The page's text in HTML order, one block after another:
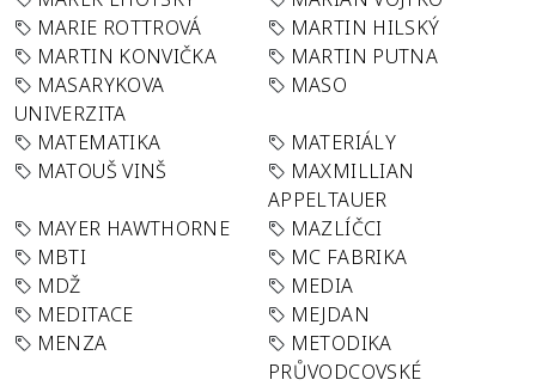
MARIE ROTTROVÁ
MARTIN HILSKÝ
MARTIN KONVIČKA
MARTIN PUTNA
MASARYKOVA
UNIVERZITA
MASO
MATEMATIKA
MATERIÁLY
MATOUŠ VINŠ
MAXMILLIAN
APPELTAUER
MAYER HAWTHORNE
MAZLÍČCI
MBTI
MC FABRIKA
MDŽ
MEDIA
MEDITACE
MEJDAN
MENZA
METODIKA
PRŮVODCOVSKÉ